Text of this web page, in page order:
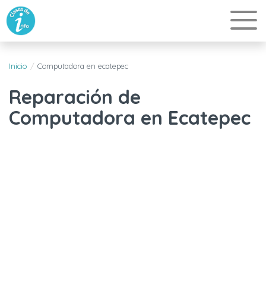
Inicio Computadora en ecatepec
Reparación de
Computadora en Ecatepec